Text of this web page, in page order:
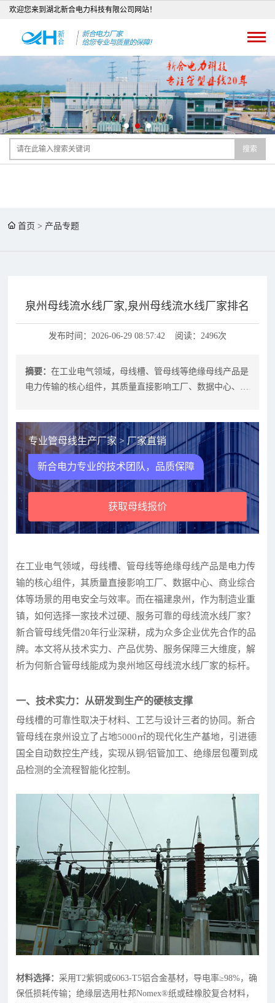
欢迎您来到湖北新合电力科技有限公司网站！
搜索
首页 > 产品专题
泉州母线流水线厂家,泉州母线流水线厂家排名
发布时间：2026-06-29 08:57:42 阅读：2496次
摘要：在工业电气领域，母线槽、管母线等绝缘母线产品是
电力传输的核心组件，其质量直接影响工厂、数据中心、商
专业管母线生产厂家 > 厂家直销
新合电力专业的技术团队，品质保障
获取母线报价
在工业电气领域，母线槽、管母线等绝缘母线产品是电力传
输的核心组件，其质量直接影响工厂、数据中心、商业综合
体等场景的用电安全与效率。而在福建泉州，作为制造业重
镇，如何选择一家技术过硬、服务可靠的母线流水线厂家？
新合管母线凭借20年行业深耕，成为众多企业优先合作的品
牌。本文将从技术实力、产品优势、服务保障三大维度，解
析为何新合管母线能成为泉州地区母线流水线厂家的标杆。
一、技术实力：从研发到生产的硬核支撑
母线槽的可靠性取决于材料、工艺与设计三者的协同。新合
管母线在泉州设立了占地5000㎡的现代化生产基地，引进德
国全自动数控生产线，实现从铜/铝管加工、绝缘层包覆到成
品检测的全流程智能化控制。
材料选择：采用T2紫铜或6063-T5铝合金基材，导电率≥98%，确
保低损耗传输；绝缘层选用杜邦Nomex®纸或硅橡胶复合材料，